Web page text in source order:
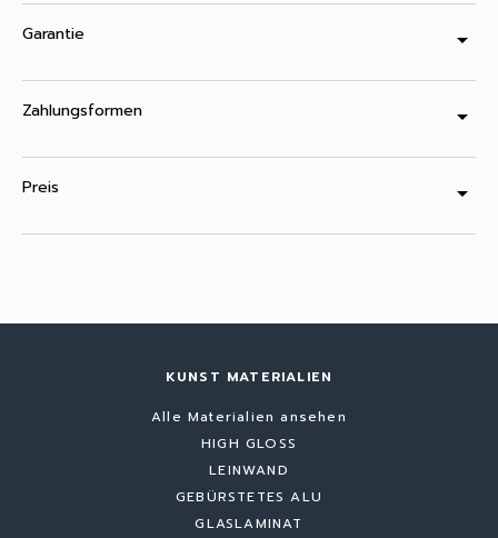
Garantie arrow_drop_down
Zahlungsformen arrow_drop_down
Preis arrow_drop_down
KUNST MATERIALIEN
Alle Materialien ansehen
HIGH GLOSS
LEINWAND
GEBÜRSTETES ALU
GLASLAMINAT